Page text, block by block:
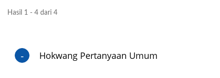
Hasil 1 - 4 dari 4
Hokwang Pertanyaan Umum